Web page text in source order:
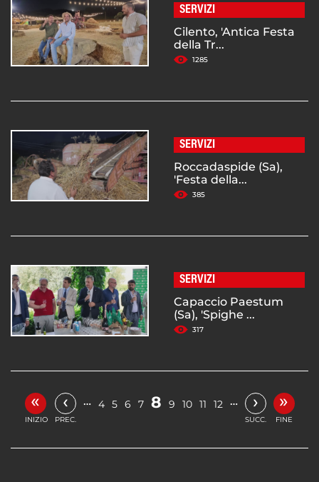
SERVIZI
Cilento, 'Antica Festa
della Tr...
1285
SERVIZI
Roccadaspide (Sa),
'Festa della...
385
SERVIZI
Capaccio Paestum
(Sa), 'Spighe ...
317
«
INIZIO
‹
PREC.
… 4 5 6 7 8 9 10 11 12 … ›
SUCC.
»
FINE